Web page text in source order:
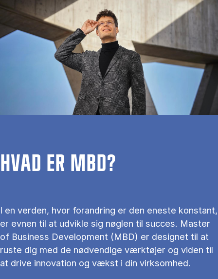
HVAD ER MBD?
I en verden, hvor forandring er den eneste konstant,
er evnen til at udvikle sig nøglen til succes. Master
of Business Development (MBD) er designet til at
ruste dig med de nødvendige værktøjer og viden til
at drive innovation og vækst i din virksomhed.